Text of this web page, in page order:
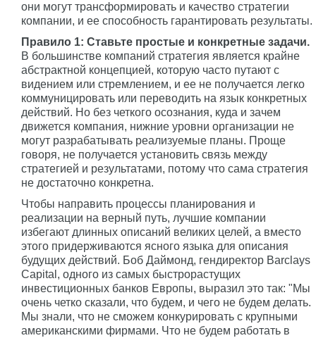
они могут трансформировать и качество стратегии
компании, и ее способность гарантировать результаты.
Правило 1: Ставьте простые и конкретные задачи.
В большинстве компаний стратегия является крайне
абстрактной концепцией, которую часто путают с
видением или стремлением, и ее не получается легко
коммуницировать или переводить на язык конкретных
действий. Но без четкого осознания, куда и зачем
движется компания, нижние уровни организации не
могут разрабатывать реализуемые планы. Проще
говоря, не получается установить связь между
стратегией и результатами, потому что сама стратегия
не достаточно конкретна.
Чтобы направить процессы планирования и
реализации на верный путь, лучшие компании
избегают длинных описаний великих целей, а вместо
этого придерживаются ясного языка для описания
будущих действий. Боб Даймонд, гендиректор Barclays
Capital, одного из самых быстрорастущих
инвестиционных банков Европы, выразил это так: "Мы
очень четко сказали, что будем, и чего не будем делать.
Мы знали, что не сможем конкурировать с крупными
американскими фирмами. Что не будем работать в